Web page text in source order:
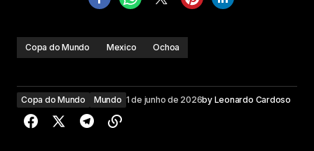
Copa do Mundo Mexico Ochoa
Copa do Mundo Mundo 1 de junho de 2026by Leonardo Cardoso